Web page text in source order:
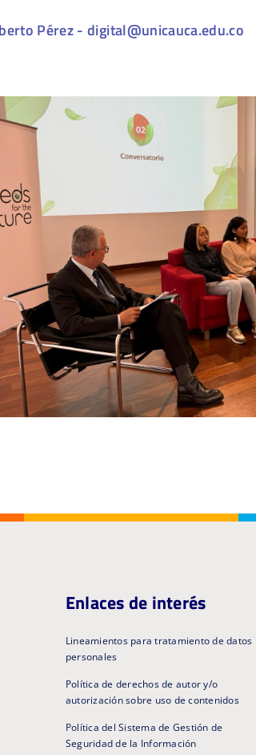
Pérez - digital@unicauca.edu.co
Enlaces de interés
Lineamientos para tratamiento de datos
personales
Política de derechos de autor y/o
autorización sobre uso de contenidos
Política del Sistema de Gestión de
Seguridad de la Información